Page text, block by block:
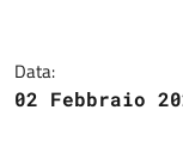
Data:
02 Febbraio